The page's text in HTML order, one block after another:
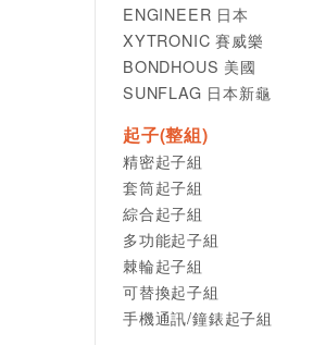
ENGINEER 日本
XYTRONIC 賽威樂
BONDHOUS 美國
SUNFLAG 日本新龜
起子(整組)
精密起子組
套筒起子組
綜合起子組
多功能起子組
棘輪起子組
可替換起子組
手機通訊/鐘錶起子組